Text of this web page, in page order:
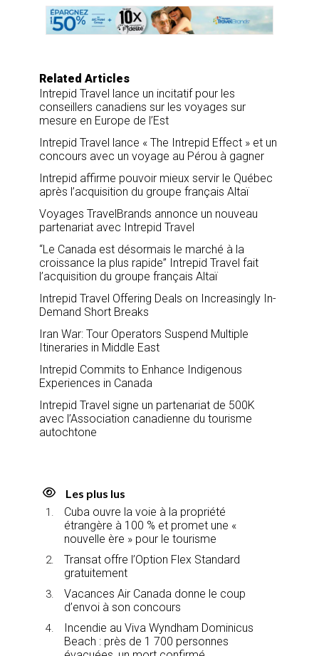
o
o
k
d
I
n
Related Articles
Intrepid Travel lance un incitatif pour les
conseillers canadiens sur les voyages sur
mesure en Europe de l’Est
Intrepid Travel lance « The Intrepid Effect » et un
concours avec un voyage au Pérou à gagner
Intrepid affirme pouvoir mieux servir le Québec
après l’acquisition du groupe français Altaï
Voyages TravelBrands annonce un nouveau
partenariat avec Intrepid Travel
“Le Canada est désormais le marché à la
croissance la plus rapide” Intrepid Travel fait
l’acquisition du groupe français Altaï
Intrepid Travel Offering Deals on Increasingly In-
Demand Short Breaks
Iran War: Tour Operators Suspend Multiple
Itineraries in Middle East
Intrepid Commits to Enhance Indigenous
Experiences in Canada
Intrepid Travel signe un partenariat de 500K
avec l’Association canadienne du tourisme
autochtone
Les plus lus
Cuba ouvre la voie à la propriété
étrangère à 100 % et promet une «
nouvelle ère » pour le tourisme
Transat offre l’Option Flex Standard
gratuitement
Vacances Air Canada donne le coup
d’envoi à son concours
Incendie au Viva Wyndham Dominicus
Beach : près de 1 700 personnes